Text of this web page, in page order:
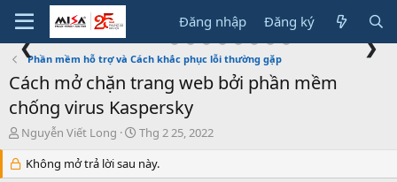
Đăng nhập Đăng ký
❮ ❯
Phần mềm hỗ trợ và Cách khắc phục lỗi thường gặp
Cách mở chặn trang web bởi phần mềm
chống virus Kaspersky
T
r
Nguyễn Viết Long
N
à
Thg 2 25, 2022
Không mở trả lời sau này.